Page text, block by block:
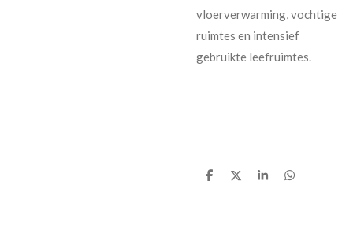
vloerverwarming, vochtige
ruimtes en intensief
gebruikte leefruimtes.
D
D
S
D